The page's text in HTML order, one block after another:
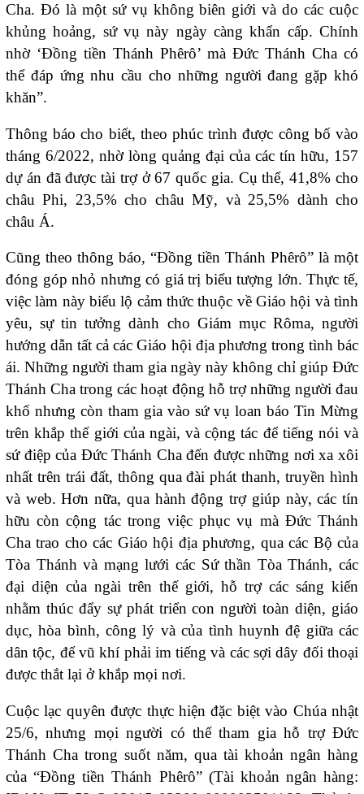
Cha. Đó là một sứ vụ không biên giới và do các cuộc
khủng hoảng, sứ vụ này ngày càng khẩn cấp. Chính
nhờ ‘Đồng tiền Thánh Phêrô’ mà Đức Thánh Cha có
thể đáp ứng nhu cầu cho những người đang gặp khó
khăn”.
Thông báo cho biết, theo phúc trình được công bố vào
tháng 6/2022, nhờ lòng quảng đại của các tín hữu, 157
dự án đã được tài trợ ở 67 quốc gia. Cụ thể, 41,8% cho
châu Phi, 23,5% cho châu Mỹ, và 25,5% dành cho
châu Á.
Cũng theo thông báo, “Đồng tiền Thánh Phêrô” là một
đóng góp nhỏ nhưng có giá trị biểu tượng lớn. Thực tế,
việc làm này biểu lộ cảm thức thuộc về Giáo hội và tình
yêu, sự tin tưởng dành cho Giám mục Rôma, người
hướng dẫn tất cả các Giáo hội địa phương trong tình bác
ái. Những người tham gia ngày này không chỉ giúp Đức
Thánh Cha trong các hoạt động hỗ trợ những người đau
khổ nhưng còn tham gia vào sứ vụ loan báo Tin Mừng
trên khắp thế giới của ngài, và cộng tác để tiếng nói và
sứ điệp của Đức Thánh Cha đến được những nơi xa xôi
nhất trên trái đất, thông qua đài phát thanh, truyền hình
và web. Hơn nữa, qua hành động trợ giúp này, các tín
hữu còn cộng tác trong việc phục vụ mà Đức Thánh
Cha trao cho các Giáo hội địa phương, qua các Bộ của
Tòa Thánh và mạng lưới các Sứ thần Tòa Thánh, các
đại diện của ngài trên thế giới, hỗ trợ các sáng kiến
nhằm thúc đẩy sự phát triển con người toàn diện, giáo
dục, hòa bình, công lý và của tình huynh đệ giữa các
dân tộc, để vũ khí phải im tiếng và các sợi dây đối thoại
được thắt lại ở khắp mọi nơi.
Cuộc lạc quyên được thực hiện đặc biệt vào Chúa nhật
25/6, nhưng mọi người có thể tham gia hỗ trợ Đức
Thánh Cha trong suốt năm, qua tài khoản ngân hàng
của “Đồng tiền Thánh Phêrô” (Tài khoản ngân hàng: